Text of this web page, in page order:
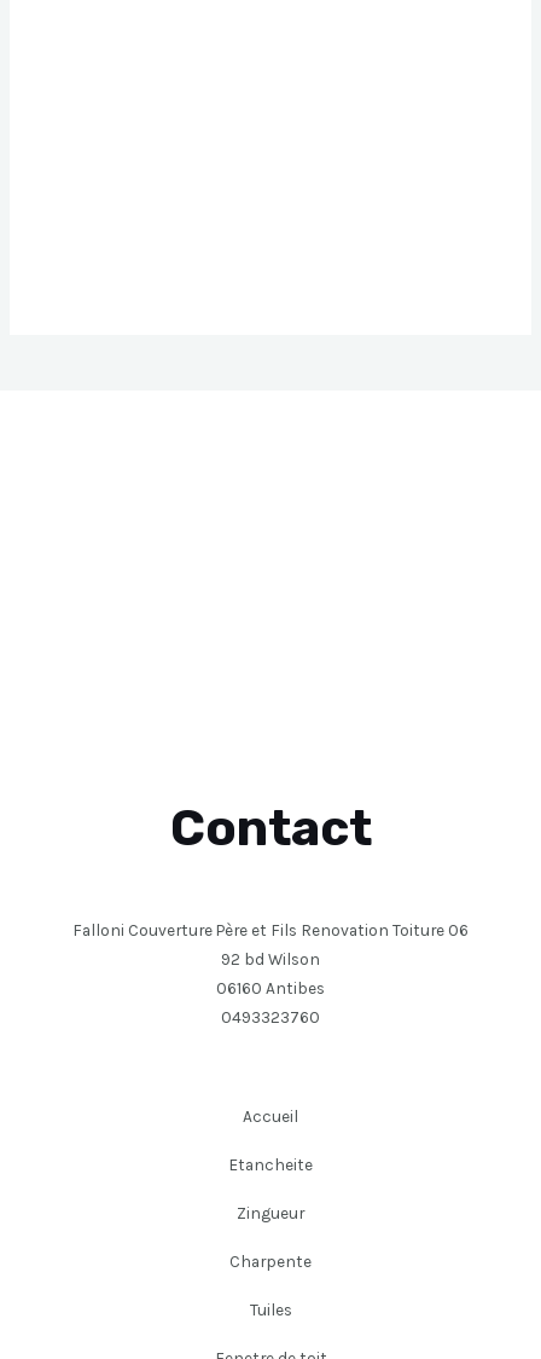
Contact
Falloni Couverture Père et Fils Renovation Toiture 06
92 bd Wilson
06160 Antibes
0493323760
Accueil
Etancheite
Zingueur
Charpente
Tuiles